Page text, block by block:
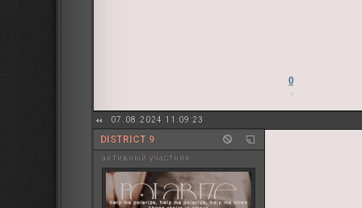
0
07.08.2024 11:09:23
DISTRICT 9
активный участник